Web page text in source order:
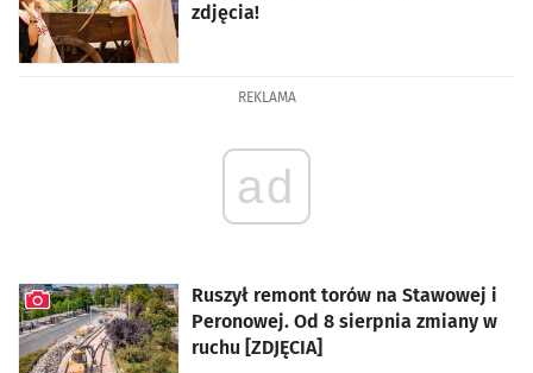
zdjęcia!
REKLAMA
ad
Ruszył remont torów na Stawowej i
Peronowej. Od 8 sierpnia zmiany w
ruchu [ZDJĘCIA]